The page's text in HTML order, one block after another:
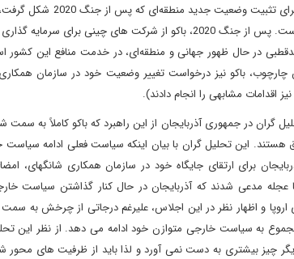
در نظر دارد از
برای تغییر توازن قوا نگران است. پس از جنگ 2020، باکو از
در حال ظهور جهانی و منطقه‌ای، در خدمت منافع این کشور
چارچوب، باکو نیز درخواست تغییر وضعیت خود در سازمان
اقدامات مشابهی را انجام دادند).
گران در جمهوری آذربایجان از این راهبرد که باکو کاملاً به
این تحلیل گران با بیان اینکه سیاست فعلی ادامه سیاست
برای ارتقای جایگاه خود در سازمان همکاری شانگهای،
عجله مدعی شدند که آذربایجان در حال کنار گذاشتن سیاست
اروپا و اظهار نظر در این اجلاس، علیرغم درجاتی از چرخش به
به سیاست خارجی متوازن خود ادامه می دهد. از نظر این
چیز بیشتری به دست نمی آورد و لذا باید از ظرفیت های